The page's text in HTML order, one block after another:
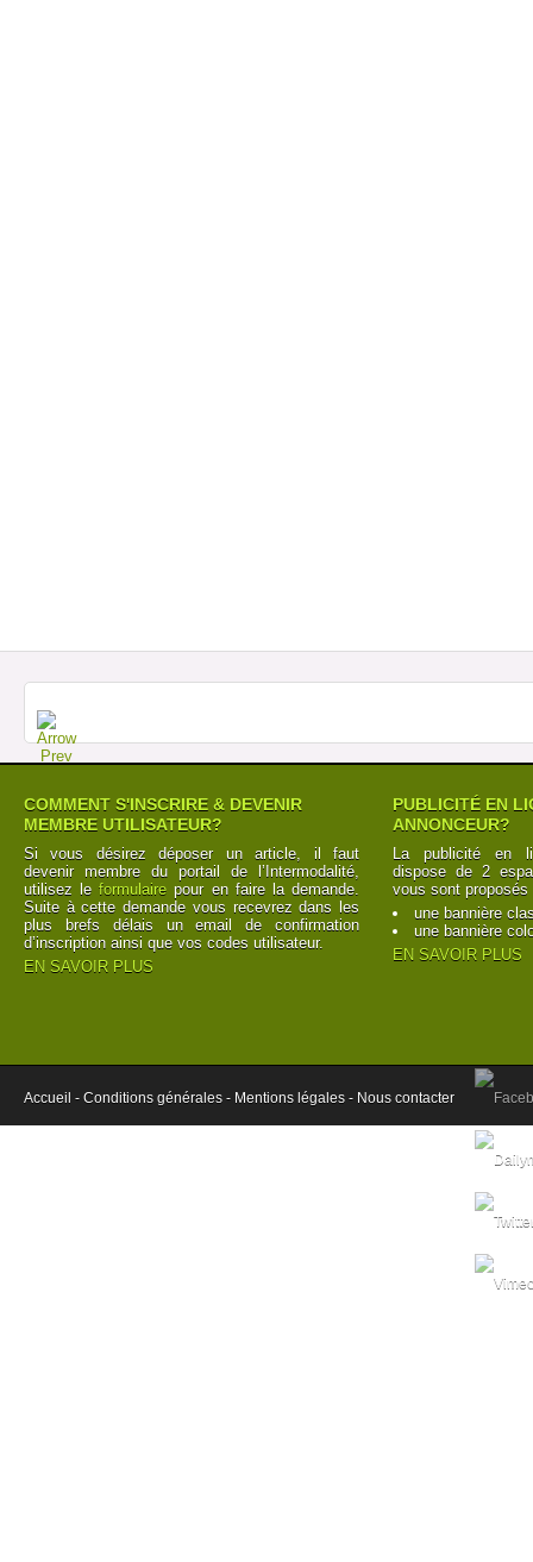
COMMENT S'INSCRIRE & DEVENIR
MEMBRE UTILISATEUR?
Si vous désirez déposer un article, il faut
devenir membre du portail de l’Intermodalité,
utilisez leformulaire pour en faire la demande.
Suite à cette demande vous recevrez dans les
plus brefs délais un email de confirmation
d’inscription ainsi que vos codes utilisateur.
EN SAVOIR PLUS
PUBLICITÉ EN
ANNONCEUR?
La publicité en
dispose de 2
vous sont proposés
une bannière
une bannière
EN SAVOIR PLUS
Accueil - Conditions générales - Mentions légales - Nous contacter